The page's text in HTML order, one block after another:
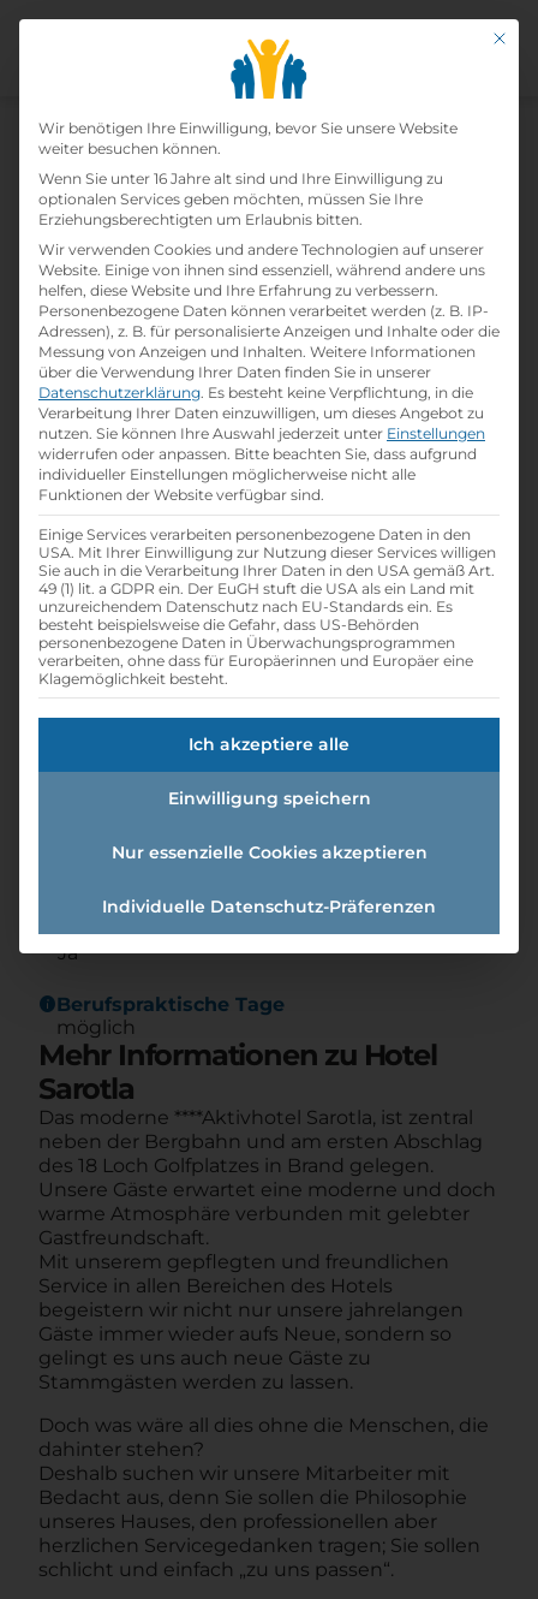
Home» Lehrbetriebe»Hotel Sarotla
Hotel Sarotla
printLehrstelle ausdrucken
Detailinformationen
folderBranche:
info
Anzahl Mitarbeiter
new_releasesLehre mit Matura
Ja
infoBerufspraktische Tage
möglich
Mehr Informationen zu Hotel
Sarotla
Das moderne ****Aktivhotel Sarotla, ist zentral
neben der Bergbahn und am ersten Abschlag
des 18 Loch Golfplatzes in Brand gelegen.
Unsere Gäste erwartet eine moderne und doch
warme Atmosphäre verbunden mit gelebter
Gastfreundschaft.
Mit unserem gepflegten und freundlichen
Service in allen Bereichen des Hotels
begeistern wir nicht nur unsere jahrelangen
Gäste immer wieder aufs Neue, sondern so
gelingt es uns auch neue Gäste zu
Stammgästen werden zu lassen.
Doch was wäre all dies ohne die Menschen, die
dahinter stehen?
Deshalb suchen wir unsere Mitarbeiter mit
Bedacht aus, denn Sie sollen die Philosophie
unseres Hauses, den professionellen aber
herzlichen Servicegedanken tragen; Sie sollen
schlicht und einfach „zu uns passen“.
Mit
Datenschutz-
Wir benötigen Ihre Einwilligung, bevor Sie unsere Website
weiter besuchen können.
Wenn Sie unter 16 Jahre alt sind und Ihre Einwilligung zu
optionalen Services geben möchten, müssen Sie Ihre
Erziehungsberechtigten um Erlaubnis bitten.
Wir verwenden Cookies und andere Technologien auf unserer
Website. Einige von ihnen sind essenziell, während andere uns
helfen, diese Website und Ihre Erfahrung zu verbessern.
Personenbezogene Daten können verarbeitet werden (z. B. IP-
Adressen), z. B. für personalisierte Anzeigen und Inhalte oder die
Messung von Anzeigen und Inhalten. Weitere Informationen
über die Verwendung Ihrer Daten finden Sie in unserer
Datenschutzerklärung. Es besteht keine Verpflichtung, in die
Verarbeitung Ihrer Daten einzuwilligen, um dieses Angebot zu
nutzen. Sie können Ihre Auswahl jederzeit unter Einstellungen
widerrufen oder anpassen. Bitte beachten Sie, dass aufgrund
individueller Einstellungen möglicherweise nicht alle
Funktionen der Website verfügbar sind.
Einige Services verarbeiten personenbezogene Daten in den
USA. Mit Ihrer Einwilligung zur Nutzung dieser Services willigen
Sie auch in die Verarbeitung Ihrer Daten in den USA gemäß Art.
49 (1) lit. a GDPR ein. Der EuGH stuft die USA als ein Land mit
unzureichendem Datenschutz nach EU-Standards ein. Es
besteht beispielsweise die Gefahr, dass US-Behörden
personenbezogene Daten in Überwachungsprogrammen
verarbeiten, ohne dass für Europäerinnen und Europäer eine
Klagemöglichkeit besteht.
Ich akzeptiere alle
Einwilligung speichern
Nur essenzielle Cookies akzeptieren
Individuelle Datenschutz-Präferenzen